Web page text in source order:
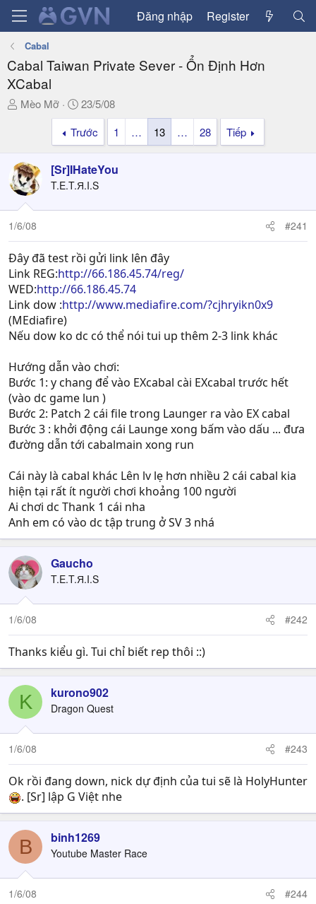
Đăng nhập Register
Cabal
Cabal Taiwan Private Sever - Ổn Định Hơn
XCabal
T
a
d
s
t
a
t
e
r
Mèo Mỡ
N
g
à
y
ử
i
23/5/08
Trước
1 … 13 … 28 Tiếp
[Sr]IHateYou
T.E.T.Я.I.S
1/6/08 #241
Đây đã test rồi gửi link lên đây
Link REG:http://66.186.45.74/reg/
WED:http://66.186.45.74
Link dow :http://www.mediafire.com/?cjhryikn0x9
(MEdiafire)
Nếu dow ko dc có thể nói tui up thêm 2-3 link khác
Hướng dẫn vào chơi:
Bước 1: y chang để vào EXcabal cài EXcabal trước hết
(vào dc game lun )
Bước 2: Patch 2 cái file trong Launger ra vào EX cabal
Bước 3 : khởi động cái Launge xong bấm vào dấu ... đưa
đường dẫn tới cabalmain xong run
Cái này là cabal khác Lên lv lẹ hơn nhiều 2 cái cabal kia
hiện tại rất ít người chơi khoảng 100 người
Ai chơi dc Thank 1 cái nha
Anh em có vào dc tập trung ở SV 3 nhá
Gaucho
T.E.T.Я.I.S
1/6/08 #242
Thanks kiểu gì. Tui chỉ biết rep thôi ::)
K kurono902
Dragon Quest
1/6/08 #243
Ok rồi đang down, nick dự định của tui sẽ là HolyHunter
. [Sr] lập G Việt nhe
B binh1269
Youtube Master Race
1/6/08 #244